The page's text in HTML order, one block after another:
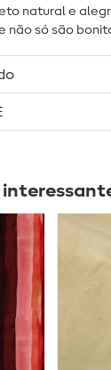
natural e
não só são